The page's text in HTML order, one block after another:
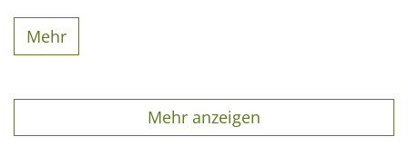
Mehr
Mehr anzeigen